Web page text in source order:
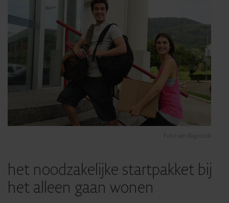
het noodzakelijke startpakket bij
het alleen gaan wonen